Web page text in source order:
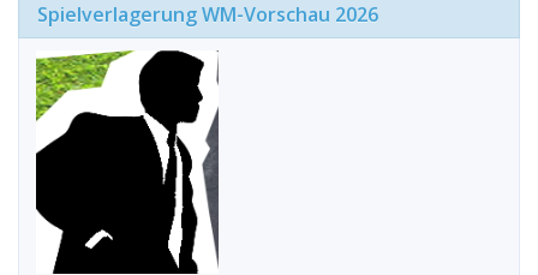
Spielverlagerung WM-Vorschau 2026